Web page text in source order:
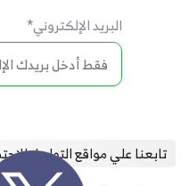
اتصل
البريد الإلكتروني*
تابعنا علي مواقع التواصل